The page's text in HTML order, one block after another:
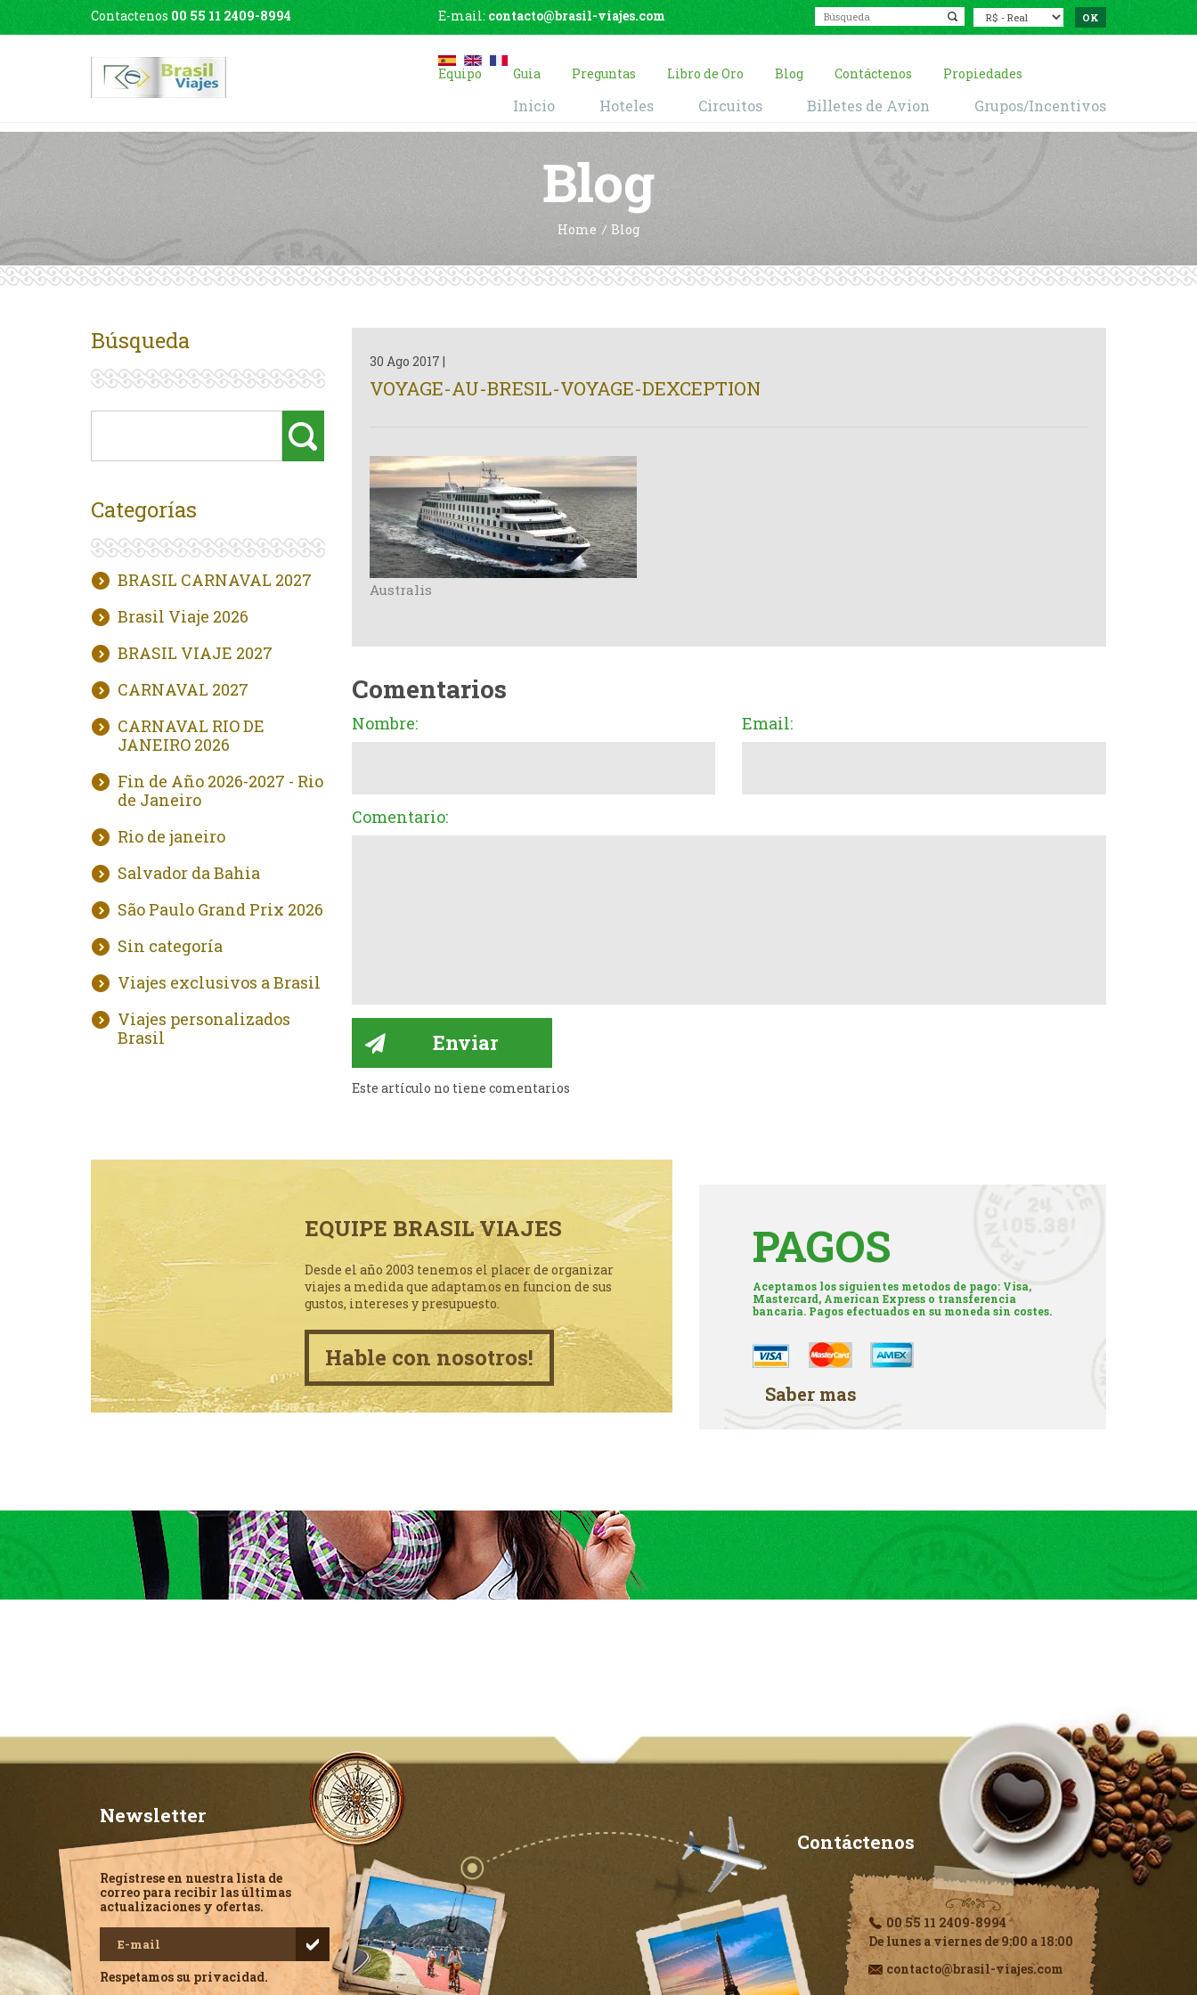
Contactenos 00 55 11 2409-8994 E-mail: contacto@brasil-viajes.com
Equipo Guia Preguntas Libro de Oro Blog Contáctenos Propiedades
Inicio Hoteles Circuitos Billetes de Avion Grupos/Incentivos
Blog
Home Blog
Búsqueda
Categorías
BRASIL CARNAVAL 2027
Brasil Viaje 2026
BRASIL VIAJE 2027
CARNAVAL 2027
CARNAVAL RIO DE
JANEIRO 2026
Fin de Año 2026-2027 - Rio
de Janeiro
Rio de janeiro
Salvador da Bahia
São Paulo Grand Prix 2026
Sin categoría
Viajes exclusivos a Brasil
Viajes personalizados
Brasil
30 Ago 2017 |
VOYAGE-AU-BRESIL-VOYAGE-DEXCEPTION
Australis
Comentarios
Nombre: Email:
Comentario:
Este artículo no tiene comentarios
EQUIPE BRASIL VIAJES
Desde el año 2003 tenemos el placer de organizar
viajes a medida que adaptamos en funcion de sus
gustos, intereses y presupuesto.
Hable con nosotros!
PAGOS
Aceptamos los siguientes metodos de pago: Visa,
Mastercard, American Express o transferencia
bancaria. Pagos efectuados en su moneda sin costes.
Saber mas
Newsletter
Regístrese en nuestra lista de
correo para recibir las últimas
actualizaciones y ofertas.
Respetamos su privacidad.
Contáctenos
00 55 11 2409-8994
De lunes a viernes de 9:00 a 18:00
contacto@brasil-viajes.com